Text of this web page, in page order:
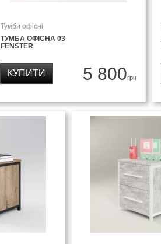
Тумби офісні
ТУМБА ОФІСНА 03
FENSTER
5 800грн
КУПИТИ